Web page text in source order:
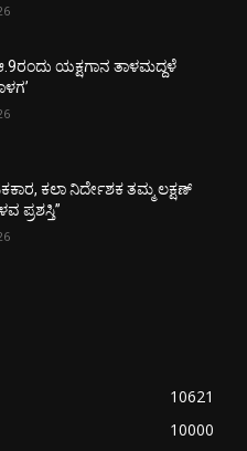
ಯಕ್ಷಗಾನ ತಾಳಮದ್ದಳೆ
ಕಲಾ ನಿರ್ದೇಶಕ ತಮ್ಮ ಲಕ್ಷಣ್
ಪ್ರಶಸ್ತಿ”
10621
10000